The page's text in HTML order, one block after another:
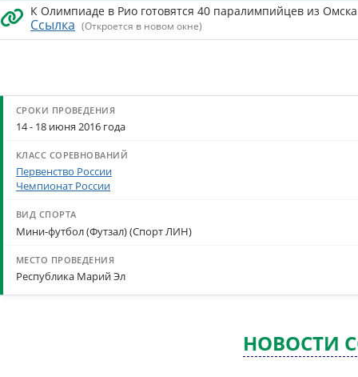
К Олимпиаде в Рио готовятся 40 паралимпийцев из
Ссылка (Откроется в новом окне)
14 - 18 июня 2016 года
Первенство России
Чемпионат России
Мини-футбол (Футзал) (Спорт ЛИН)
Республика Марий Эл
НОВОСТИ